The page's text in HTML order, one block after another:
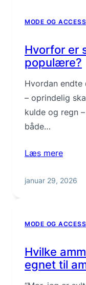
MODE OG
Hvorfor er
populære?
Hvordan endte
– oprindelig
kulde og regn
både…
Læs mere
januar 29, 2026
MODE OG
Hvilke
egnet til